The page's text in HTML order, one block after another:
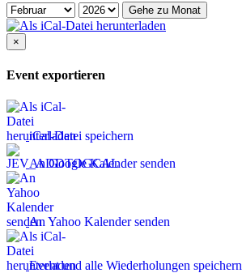
Gehe zu Monat
×
Event exportieren
iCal-Datei speichern
An Google Kalender senden
An Yahoo Kalender senden
Event und alle Wiederholungen speichern